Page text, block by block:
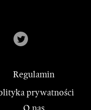
Regulamin
prywatności